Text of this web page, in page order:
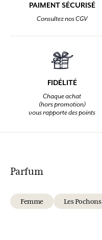
PAIMENT SÉCURISÉ
Consultez nos CGV
FIDÉLITÉ
Chaque achat
(hors promotion)
vous rapporte des points
Parfum
Femme Les Pochons